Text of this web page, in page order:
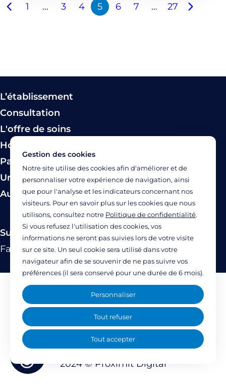
1 … 3 4 5 6 7 … 27
L’établissement
Consultation
L'offre de soins
Hospitalisation
Paiement
Urgence
Autres modes de prise en charge
Suivez-nous
FacebookTwitterLinkedinYouTubeInstagram
Mentions légales
Politique de confidentialité
Accessibilité : partiellement accessible
(77%)
2024 © Proximit Digital
Gestion des cookies
Notre site utilise des cookies afin d'améliorer et de
personnaliser votre expérience de navigation, ainsi
que pour l'analyse et les indicateurs concernant nos
visiteurs. Pour en savoir plus sur les cookies que nous
utilisons, consultez notre Politique de confidentialité.
Si vous refusez l'utilisation des cookies, vos
informations ne seront pas suivies lors de votre visite
sur ce site. Un seul cookie sera utilisé dans votre
navigateur afin de se souvenir de ne pas suivre vos
préférences (il sera conservé pour une durée de 6 mois).
Tout accepter
Tout refuser
Personnaliser